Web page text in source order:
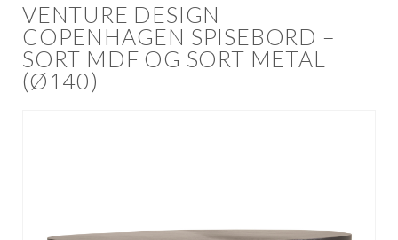
VENTURE DESIGN
COPENHAGEN SPISEBORD –
SORT MDF OG SORT METAL
(Ø140)